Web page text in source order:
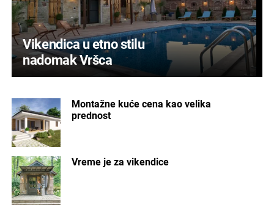
Vikendica u etno stilu
nadomak Vršca
Montažne kuće cena kao velika
prednost
Vreme je za vikendice